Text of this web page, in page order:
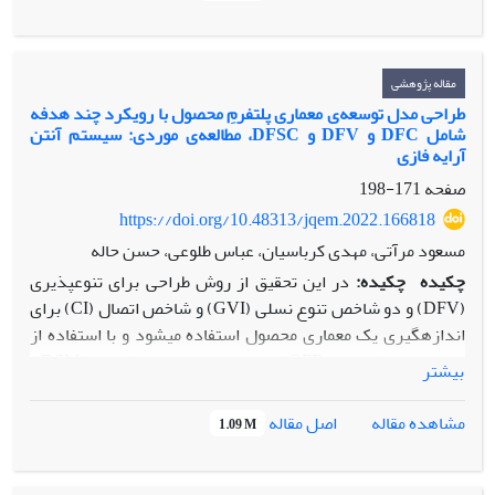
اقتصادی برای داده‌ها به‌دست‌ آمده است. پارامترهای طراحی
بهینه (فاصله‌ی نمونه‌گیری، اندازه‌ی نمونه و حدود کنترل) با
استفاده از الگوریتم ژنتیک تعیین شده و تجزیه و تحلیل حساسیت
برای مقادیر مختلف پارامترهای مدل انجام گرفته است. نتایج این
رویکرد با نتایج مدل کلاسیک مقایسه شده است. بر اساس نتایج،
این روش نسبت به روش کلاسیک مؤثرتر است
مقاله پژوهشی
طراحی مدل توسعه‌ی معماری پلتفرمِ محصول با رویکرد چند هدفه
شامل DFC و DFV و DFSC، مطالعه‌ی موردی: سیستم آنتن
آرایه فازی
صفحه171-198
https://doi.org/10.48313/jqem.2022.166818
مسعود مرآتی، مهدی کرباسیان، عباس طلوعی، حسن حاله
چکیده چکیده: در این تحقیق از روش طراحی برای تنوع­پذیری
(DFV) و دو شاخص تنوع نسلی (GVI) و شاخص اتصال (CI) برای
اندازه­گیری یک معماری محصول استفاده می­شود و با استفاده از
شاخص­های مذکور شناسایی و رتبه­بندی می­شوند. همچنین رویکرد
کاربردی جهت توسعه­ی معماری پلتفرم محصول حاصل می­گردد که
بیشتر
مشاهده مقاله
اصل مقاله 1.09 M